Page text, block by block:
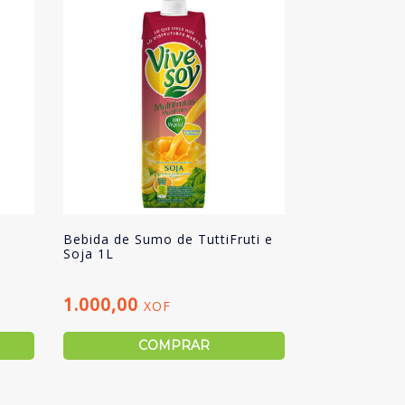
Bebida de Sumo de TuttiFruti e
Soja 1L
1.000,00 XOF
COMPRAR